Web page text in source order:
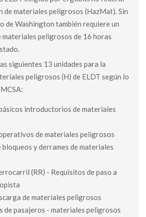
de materiales peligrosos (HazMat). Sin
de Washington también requiere un
materiales peligrosos de 16 horas
siguientes 13 unidades para la
peligrosos (H) de ELDT según lo
introductorios de materiales
de materiales peligrosos
bloqueos y derrames de materiales
(RR) - Requisitos de paso a
de materiales peligrosos
de pasajeros - materiales peligrosos